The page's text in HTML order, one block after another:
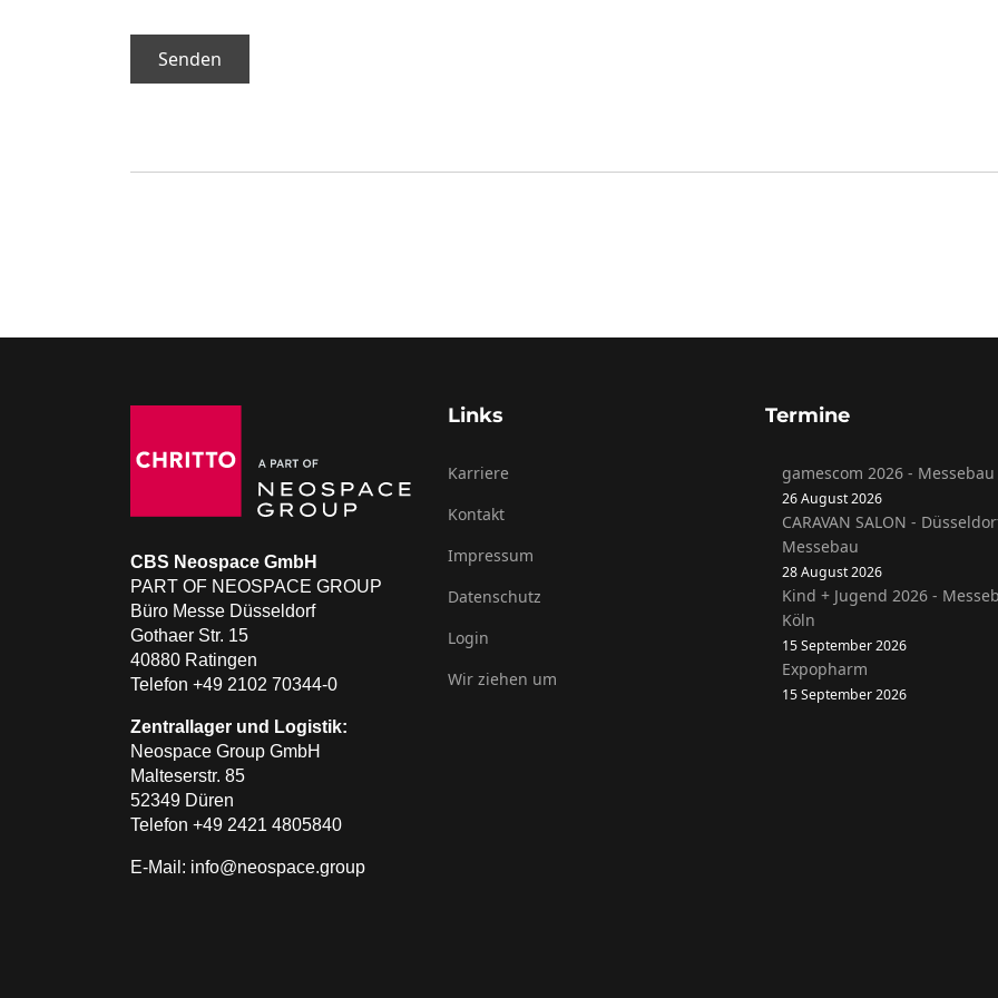
Senden
CBS Neospace GmbH
PART OF NEOSPACE GROUP
Büro Messe Düsseldorf
Gothaer Str. 15
40880 Ratingen
Telefon +49 2102 70344-0
Zentrallager und Logistik:
Neospace Group GmbH
Malteserstr. 85
52349 Düren
Telefon +49 2421 4805840
E-Mail: info@neospace.group
Links
Karriere
Kontakt
Impressum
Datenschutz
Login
Wir ziehen um
Termine
gamescom 2026 -
26 August 2026
CARAVAN SALON -
Messebau
28 August 2026
Kind + Jugend 2026 -
Köln
15 September 2026
Expopharm
15 September 2026